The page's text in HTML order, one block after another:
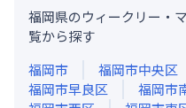
福岡県のウィークリー・
覧から探す
福岡市
福岡市中央区
福岡市早良区
福岡市